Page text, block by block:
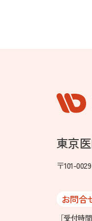
東京
〒101-
お問合
［受付時